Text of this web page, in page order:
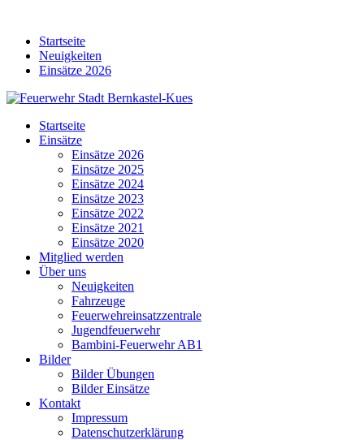
contentStartseite
Neuigkeiten
Einsätze 2026
Startseite
Einsätze
Einsätze 2026
Einsätze 2025
Einsätze 2024
Einsätze 2023
Einsätze 2022
Einsätze 2021
Einsätze 2020
Mitglied werden
Über uns
Neuigkeiten
Fahrzeuge
Feuerwehreinsatzzentrale
Jugendfeuerwehr
Bambini-Feuerwehr AB1
Bilder
Bilder Übungen
Bilder Einsätze
Kontakt
Impressum
Datenschutzerklärung